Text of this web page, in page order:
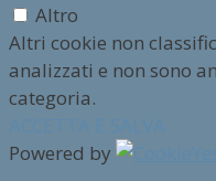
Altro
Altri cookie non
analizzati e non sono
categoria.
Powered by